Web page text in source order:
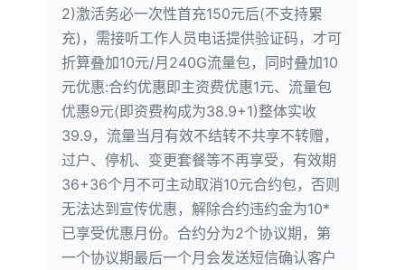
2)激活务必一次性首充150元后(不支持累
充)，需接听工作人员电话提供验证码，才可
折算叠加10元/月240G流量包，同时叠加10
元优惠:合约优惠即主资费优惠1元、流量包
优惠9元(即资费构成为38.9+1)整体实收
39.9，流量当月有效不结转不共享不转赠，
过户、停机、变更套餐等不再享受，有效期
36+36个月不可主动取消10元合约包，否则
无法达到宣传优惠，解除合约违约金为10*
已享受优惠月份。合约分为2个协议期，第
一个协议期最后一个月会发送短信确认客户